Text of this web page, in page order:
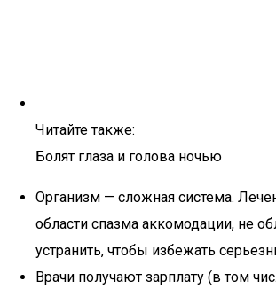
Читайте также:
Болят глаза и голова ночью
Организм — сложная система.
области спазма аккомодации, не
устранить, чтобы избежать
Врачи получают зарплату (в том